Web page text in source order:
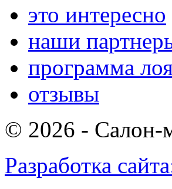
это интересно
наши
программа
отзывы
© 2026 - Салон-
Разработка